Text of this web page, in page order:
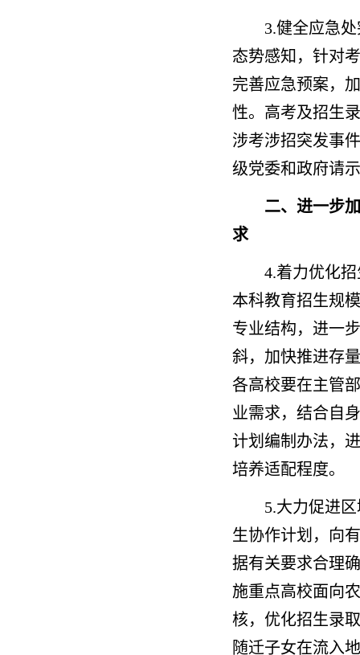
3.健全应急
态势感知，针对
完善应急预案，
性。高考及招生
涉考涉招突发事
级党委和政府请
二、进一步
求
4.着力优化
本科教育招生规
专业结构，进一
斜，加快推进存
各高校要在主管
业需求，结合自
计划编制办法，
培养适配程度。
5.大力促进
生协作计划，向
据有关要求合理
施重点高校面向
核，优化招生录
随迁子女在流入